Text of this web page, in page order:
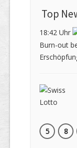
Top
18:42 Uhr
Burn-out
5
8